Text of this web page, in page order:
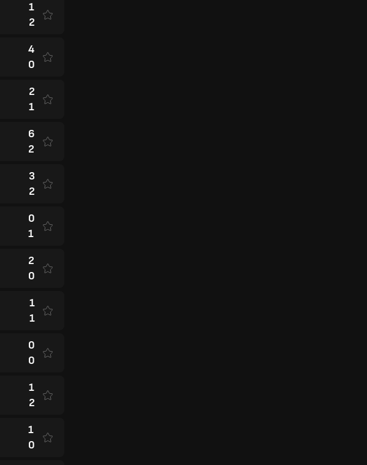
1
2
4
0
2
1
6
2
3
2
0
1
2
0
1
1
0
0
1
2
1
0